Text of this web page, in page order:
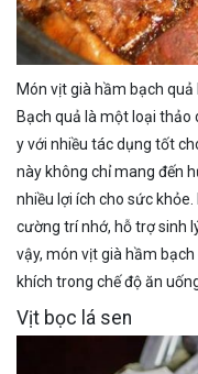
Món vịt già hầm bạch
Bạch quả là một loại
y với nhiều tác dụng tốt
này không chỉ mang đến
nhiều lợi ích cho sức
cường trí nhớ, hỗ trợ sinh
vậy, món vịt già hầm
khích trong chế độ ăn
Vịt bọc lá sen